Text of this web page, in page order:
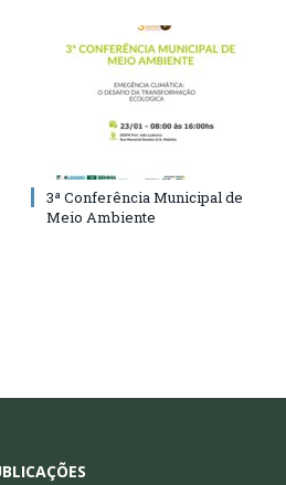
3ª Conferência Municipal de
Meio Ambiente